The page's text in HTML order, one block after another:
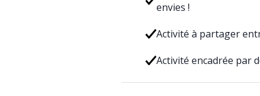
envies !
Activité à partager
Activité encadrée par